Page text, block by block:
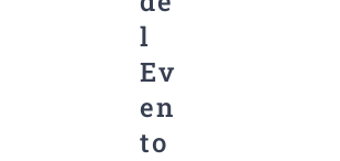
l
Ev
en
to